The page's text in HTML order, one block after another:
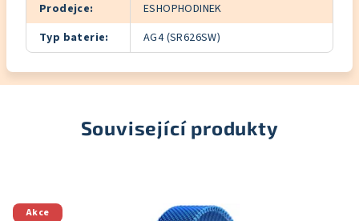
Prodejce:
ESHOPHODINEK
Typ baterie: AG4 (SR626SW)
Související produkty
Akce